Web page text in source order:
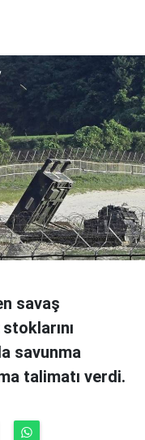
savaş
savunma
talimatı verdi.